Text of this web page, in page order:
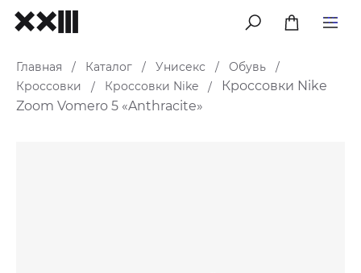
меню
Главная / Каталог / Унисекс / Обувь
/
Кроссовки
/ Кроссовки Nike /
Кроссовки Nike
Zoom Vomero 5 «Anthracite»